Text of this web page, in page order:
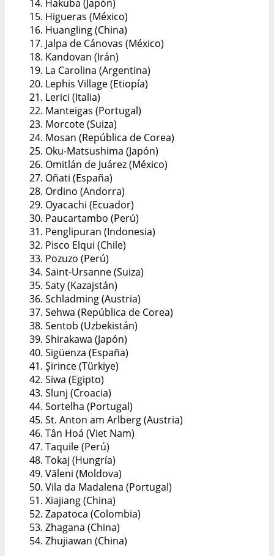
14. Hakuba (Japón)
15. Higueras (México)
16. Huangling (China)
17. Jalpa de Cánovas (México)
18. Kandovan (Irán)
19. La Carolina (Argentina)
20. Lephis Village (Etiopía)
21. Lerici (Italia)
22. Manteigas (Portugal)
23. Morcote (Suiza)
24. Mosan (República de Corea)
25. Oku-Matsushima (Japón)
26. Omitlán de Juárez (México)
27. Oñati (España)
28. Ordino (Andorra)
29. Oyacachi (Ecuador)
30. Paucartambo (Perú)
31. Penglipuran (Indonesia)
32. Pisco Elqui (Chile)
33. Pozuzo (Perú)
34. Saint-Ursanne (Suiza)
35. Saty (Kazajstán)
36. Schladming (Austria)
37. Sehwa (República de Corea)
38. Sentob (Uzbekistán)
39. Shirakawa (Japón)
40. Sigüenza (España)
41. Şirince (Türkiye)
42. Siwa (Egipto)
43. Slunj (Croacia)
44. Sortelha (Portugal)
45. St. Anton am Arlberg (Austria)
46. Tân Hoá (Viet Nam)
47. Taquile (Perú)
48. Tokaj (Hungría)
49. Văleni (Moldova)
50. Vila da Madalena (Portugal)
51. Xiajiang (China)
52. Zapatoca (Colombia)
53. Zhagana (China)
54. Zhujiawan (China)